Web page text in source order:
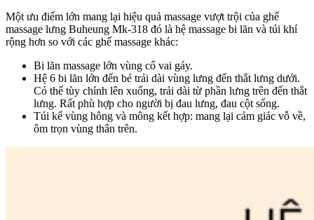
Một ưu điểm lớn mang lại hiệu quả massage vượt trội của ghế
massage lưng Buheung Mk-318 đó là hệ massage bi lăn và túi khí
rộng hơn so với các ghế massage khác:
Bi lăn massage lớn vùng cổ vai gáy.
Hệ 6 bi lăn lớn đến bé trải dài vùng lưng đến thắt lưng dưới.
Có thể tùy chỉnh lên xuống, trải dài từ phần lưng trên đến thắt
lưng. Rất phù hợp cho người bị đau lưng, đau cột sống.
Túi kế vùng hông và mông kết hợp: mang lại cảm giác vỗ về,
ôm trọn vùng thân trên.